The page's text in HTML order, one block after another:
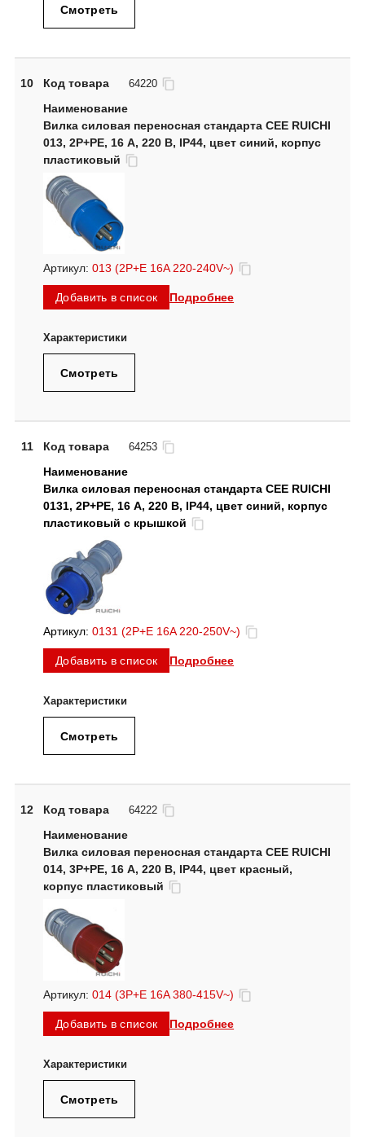
Смотреть
10 Код товара 64220
Вилка силовая переносная стандарта CEE RUICHI
013, 2Р+PE, 16 А, 220 В, IP44, цвет синий, корпус
пластиковый
Артикул: 013 (2P+E 16A 220-240V~)
Добавить в список Подробнее
Смотреть
11 Код товара 64253
Вилка силовая переносная стандарта CEE RUICHI
0131, 2Р+PE, 16 А, 220 В, IP44, цвет синий, корпус
пластиковый с крышкой
Артикул: 0131 (2P+E 16A 220-250V~)
Добавить в список Подробнее
Смотреть
12 Код товара 64222
Вилка силовая переносная стандарта CEE RUICHI
014, 3Р+PE, 16 А, 220 В, IP44, цвет красный,
корпус пластиковый
Артикул: 014 (3P+E 16A 380-415V~)
Добавить в список Подробнее
Смотреть